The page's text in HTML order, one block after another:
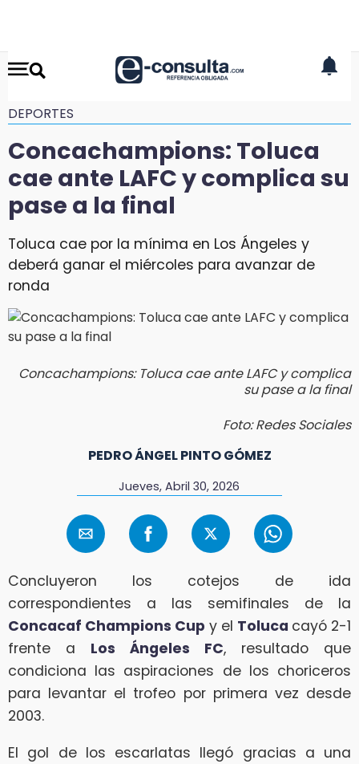
DEPORTES
Concachampions: Toluca
cae ante LAFC y complica su
pase a la final
Toluca cae por la mínima en Los Ángeles y
deberá ganar el miércoles para avanzar de
ronda
Concachampions: Toluca cae ante LAFC y complica
su pase a la final
Foto: Redes Sociales
PEDRO ÁNGEL PINTO GÓMEZ
Jueves, Abril 30, 2026
Concluyeron los cotejos de ida
correspondientes a las semifinales de la
Concacaf Champions Cup y el Toluca cayó 2-1
frente a Los Ángeles FC, resultado que
condiciona las aspiraciones de los choriceros
para levantar el trofeo por primera vez desde
2003.
El gol de los escarlatas llegó gracias a una